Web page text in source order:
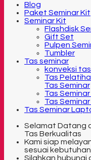
Blog
Paket Seminar Kit
Seminar Kit
Flashdisk
Gift Set
Pulpen
Tumbler
Tas seminar
konveksi
Tas
Tas Seminar
Tas
Tas
Tas Seminar
Selamat Datang
Tas Berkualitas
Kami siap
sesuai
Silahkan hubungi